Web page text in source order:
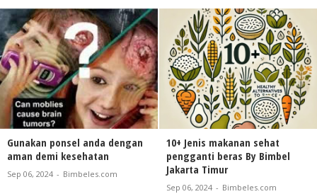
Gunakan ponsel anda dengan
aman demi kesehatan
Sep 06, 2024 - Bimbeles.com
10+ Jenis makanan sehat
pengganti beras By Bimbel
Jakarta Timur
Sep 06, 2024 - Bimbeles.com